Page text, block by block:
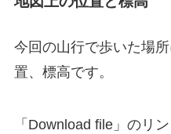
今回の山行で歩いた場
置、標高です。
「Download file」のリ